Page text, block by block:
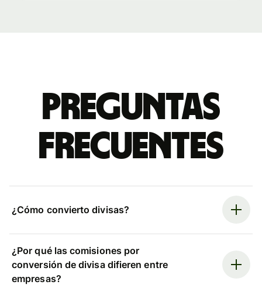
Preguntas
frecuentes
¿Cómo convierto divisas?
¿Por qué las comisiones por
conversión de divisa difieren entre
empresas?